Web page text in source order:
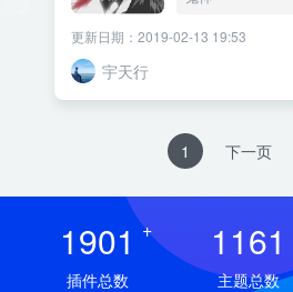
更新日期：2019-02-13 19:53
宇天行
1 下一页
1901 +
插件总数
1161
主题总数